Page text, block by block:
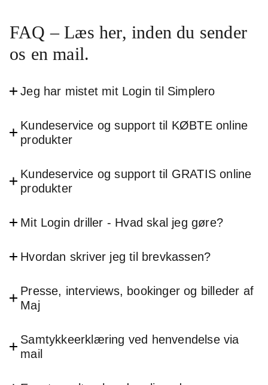
FAQ – Læs her, inden du sender
os en mail.
Jeg har mistet mit Login til Simplero
Kundeservice og support til KØBTE online
produkter
Kundeservice og support til GRATIS online
produkter
Mit Login driller - Hvad skal jeg gøre?
Hvordan skriver jeg til brevkassen?
Presse, interviews, bookinger og billeder af
Maj
Samtykkeerklæring ved henvendelse via
mail